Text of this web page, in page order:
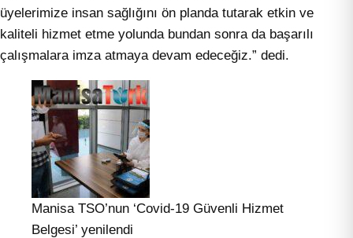
üyelerimize insan sağlığını ön planda tutarak etkin ve
kaliteli hizmet etme yolunda bundan sonra da başarılı
çalışmalara imza atmaya devam edeceğiz.” dedi.
Manisa TSO’nun ‘Covid-19 Güvenli Hizmet
Belgesi’ yenilendi